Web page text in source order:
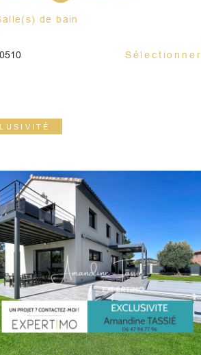
de bain
Sélectionner